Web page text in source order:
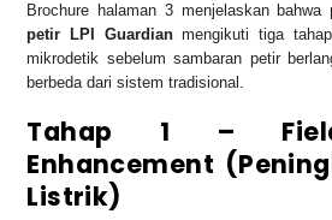
Brochure halaman 3 menjelaskan bahwa
petir LPI Guardianmengikuti tiga
mikrodetik sebelum sambaran petir
berbeda dari sistem tradisional.
Tahap 1 –
Enhancement
Listrik)